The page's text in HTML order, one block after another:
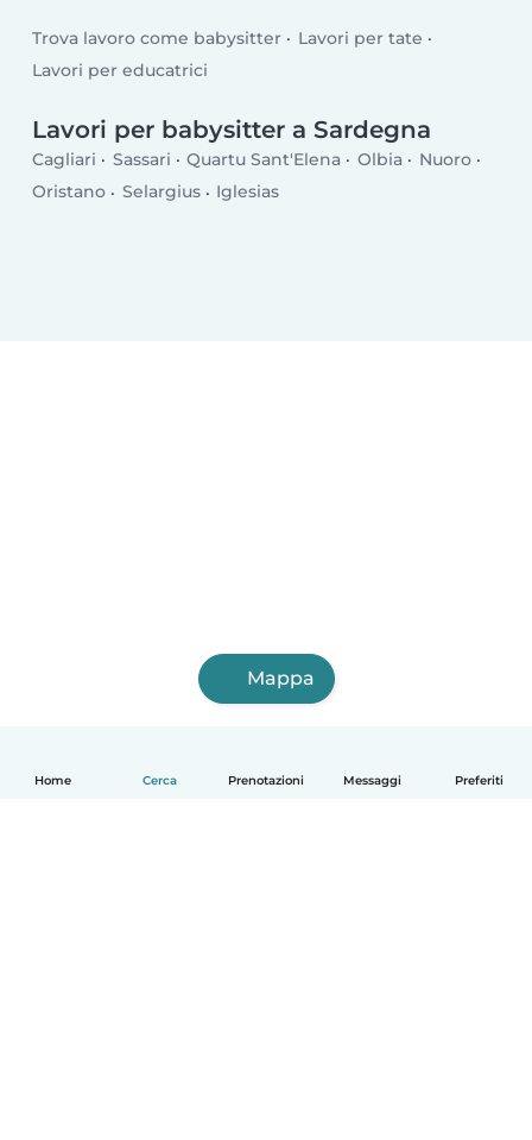
Home Cerca Prenotazioni Messaggi Preferiti
Trova lavoro come babysitter
Lavori per tate
Lavori per educatrici
Lavori per babysitter a Sardegna
Cagliari Sassari Quartu Sant'Elena Olbia
Nuoro
Oristano
Selargius Iglesias
Mappa